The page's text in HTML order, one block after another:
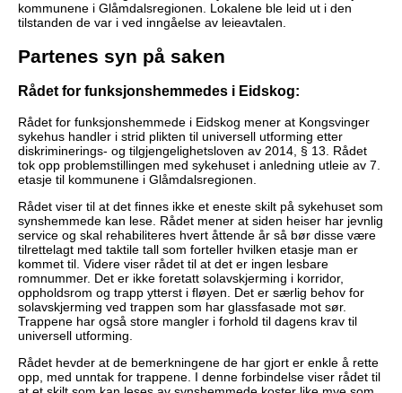
kommunene i Glåmdalsregionen. Lokalene ble leid ut i den
tilstanden de var i ved inngåelse av leieavtalen.
Partenes syn på saken
Rådet for funksjonshemmedes i Eidskog:
Rådet for funksjonshemmede i Eidskog mener at Kongsvinger
sykehus handler i strid plikten til universell utforming etter
diskriminerings- og tilgjengelighetsloven av 2014, § 13. Rådet
tok opp problemstillingen med sykehuset i anledning utleie av 7.
etasje til kommunene i Glåmdalsregionen.
Rådet viser til at det finnes ikke et eneste skilt på sykehuset som
synshemmede kan lese. Rådet mener at siden heiser har jevnlig
service og skal rehabiliteres hvert åttende år så bør disse være
tilrettelagt med taktile tall som forteller hvilken etasje man er
kommet til. Videre viser rådet til at det er ingen lesbare
romnummer. Det er ikke foretatt solavskjerming i korridor,
oppholdsrom og trapp ytterst i fløyen. Det er særlig behov for
solavskjerming ved trappen som har glassfasade mot sør.
Trappene har også store mangler i forhold til dagens krav til
universell utforming.
Rådet hevder at de bemerkningene de har gjort er enkle å rette
opp, med unntak for trappene. I denne forbindelse viser rådet til